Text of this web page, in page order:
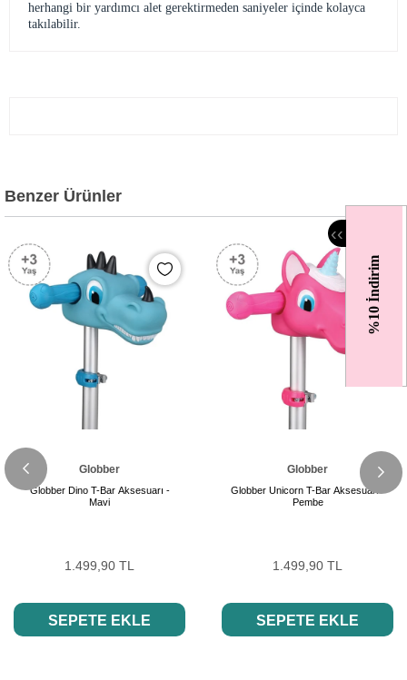
%10 İndirim
‹‹
herhangi bir yardımcı alet gerektirmeden saniyeler içinde kolayca
takılabilir.
Benzer Ürünler
Globber
Globber Dino T-Bar Aksesuarı -
Mavi
1.499,90 TL
SEPETE EKLE
Globber
Globber Unicorn T-Bar Aksesuarı -
Pembe
1.499,90 TL
SEPETE EKLE